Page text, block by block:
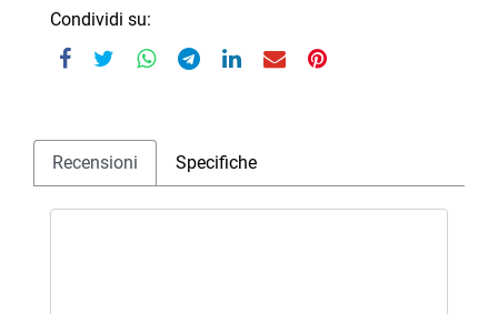
Condividi su:
Recensioni Specifiche